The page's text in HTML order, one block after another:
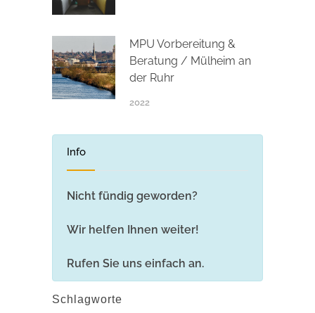
MPU Vorbereitung &
Beratung / Mülheim an
der Ruhr
2022
Info
Nicht fündig geworden?
Wir helfen Ihnen weiter!
Rufen Sie uns einfach an.
Schlagworte